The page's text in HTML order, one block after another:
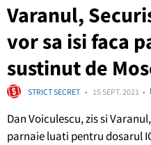
Varanul,
vor sa isi faca
sustinut de
STRICT SECRET 15 SEPT. 2021
Dan Voiculescu, zis si
parnaie luati pentru dosarul